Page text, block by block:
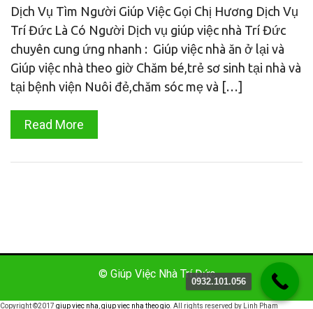
Dịch Vụ Tìm Người Giúp Việc Gọi Chị Hương Dịch Vụ
Trí Đức Là Có Người Dịch vụ giúp việc nhà Trí Đức
chuyên cung ứng nhanh : Giúp việc nhà ăn ở lại và
Giúp việc nhà theo giờ Chăm bé,trẻ sơ sinh tại nhà và
tại bệnh viện Nuôi đẻ,chăm sóc mẹ và […]
Read More
© Giúp Việc Nhà Trí Đức
0932.101.056
Copyright ©2017 giup viec nha giup viec nha theo gio . All rights reserved by Linh Pham